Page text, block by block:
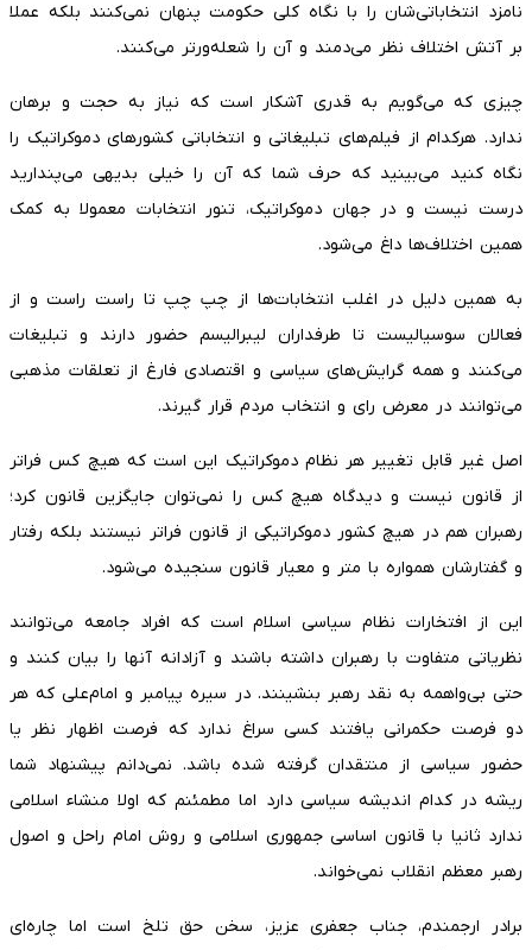
نامزد انتخاباتی‌شان را با نگاه کلی حکومت پنهان نمی‌کنند بلکه عملا
بر آتش اختلاف نظر می‌دمند و آن را شعله‌ورتر می‌کنند.
چیزی که می‌گویم به قدری آشکار است که نیاز به حجت و برهان
ندارد. هرکدام از فیلم‌های تبلیغاتی و انتخاباتی کشورهای دموکراتیک را
نگاه کنید می‌بینید که حرف شما که آن را خیلی بدیهی می‌پندارید
درست نیست و در جهان دموکراتیک، تنور انتخابات معمولا به کمک
همین اختلاف‌ها داغ می‌شود.
به همین دلیل در اغلب انتخابات‌ها از چپ چپ تا راست راست و از
فعالان سوسیالیست تا طرفداران لیبرالیسم حضور دارند و تبلیغات
می‌کنند و همه گرایش‌های سیاسی و اقتصادی فارغ از تعلقات مذهبی
می‌توانند در معرض رای و انتخاب مردم قرار گیرند.
اصل غیر قابل تغییر هر نظام دموکراتیک این است که هیچ کس فراتر
از قانون نیست و دیدگاه هیچ کس را نمی‌توان جایگزین قانون کرد؛
رهبران هم در هیچ کشور دموکراتیکی از قانون فراتر نیستند بلکه رفتار
و گفتارشان همواره با متر و معیار قانون سنجیده می‌شود.
این از افتخارات نظام سیاسی اسلام است که افراد جامعه می‌توانند
نظریاتی متفاوت با رهبران داشته باشند و آزادانه آنها را بیان کنند و
حتی بی‌واهمه به نقد رهبر بنشینند. در سیره پیامبر و امام‌علی که هر
دو فرصت حکمرانی یافتند کسی سراغ ندارد که فرصت اظهار نظر یا
حضور سیاسی از منتقدان گرفته شده باشد. نمی‌دانم پیشنهاد شما
ریشه در کدام اندیشه سیاسی دارد اما مطمئنم که اولا منشاء اسلامی
ندارد ثانیا با قانون اساسی جمهوری اسلامی و روش امام راحل و اصول
رهبر معظم انقلاب نمی‌خواند.
برادر ارجمندم، جناب جعفری عزیز، سخن حق تلخ است اما چاره‌ای